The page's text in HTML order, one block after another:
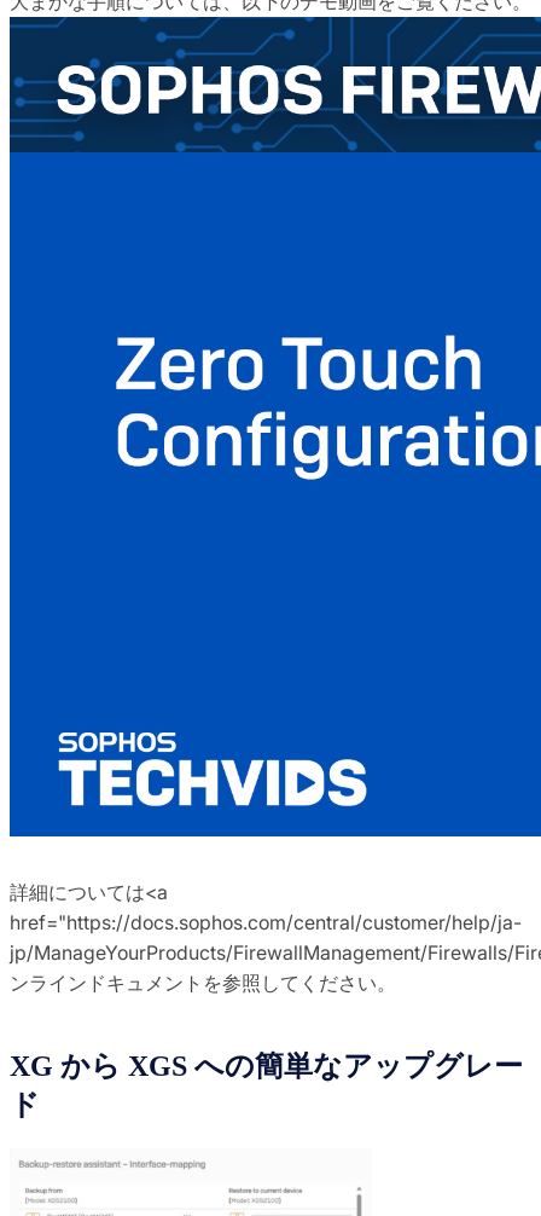
詳細については<a
href="https://docs.sophos.com/central/customer/help/ja-
jp/ManageYourProducts/FirewallManagement/Firewalls/
ンラインドキュメントを参照してください。
XG から XGS への簡単なアップグレー
ド